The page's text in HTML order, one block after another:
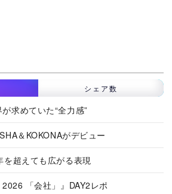
シェア数
求めていた“全力感”
＆KOKONAがデビュー
を超えても広がる表現
「会社」』DAY2レポ